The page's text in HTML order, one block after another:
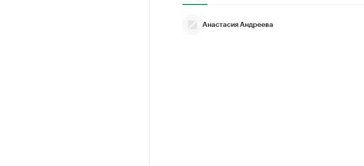
Анастасия Андреева